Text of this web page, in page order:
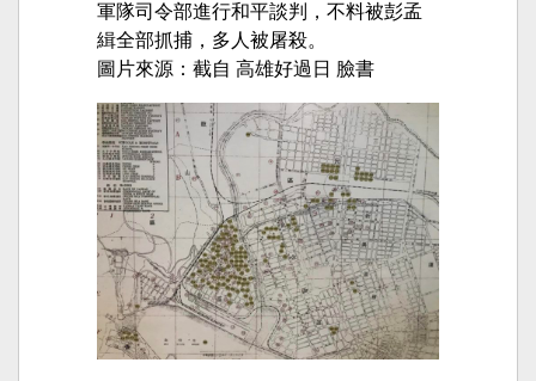
軍隊司令部進行和平談判，不料被彭孟
緝全部抓捕，多人被屠殺。
圖片來源：截自 高雄好過日 臉書